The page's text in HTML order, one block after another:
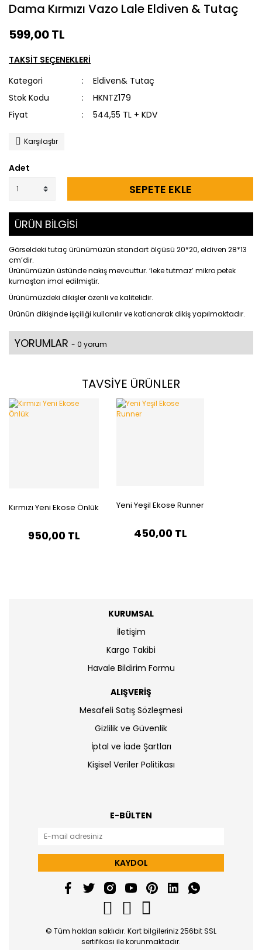
Dama Kırmızı Vazo Lale Eldiven & Tutaç
599,00 TL
TAKSİT SEÇENEKLERİ
Kategori
Eldiven& Tutaç
Stok Kodu
HKNTZ179
Fiyat
544,55 TL + KDV
Karşılaştır
Adet
SEPETE EKLE
ÜRÜN BİLGİSİ
Görseldeki tutaç ürünümüzün standart ölçüsü 20*20, eldiven 28*13
cm’dir.
Ürünümüzün üstünde nakış mevcuttur. ‘leke tutmaz’ mikro petek
kumaştan imal edilmiştir.
Ürünümüzdeki dikişler özenli ve kalitelidir.
Ürünün dikişinde işçiliği kullanılır ve katlanarak dikiş yapılmaktadır.
YORUMLAR - 0 yorum
TAVSİYE ÜRÜNLER
Kırmızı Yeni Ekose Önlük
950,00 TL
Yeni Yeşil Ekose Runner
450,00 TL
KURUMSAL
İletişim
Kargo Takibi
Havale Bildirim Formu
ALIŞVERİŞ
Mesafeli Satış Sözleşmesi
Gizlilik ve Güvenlik
İptal ve İade Şartları
Kişisel Veriler Politikası
E-BÜLTEN
KAYDOL
© Tüm hakları saklıdır. Kart bilgileriniz 256bit SSL
sertifikası ile korunmaktadır.